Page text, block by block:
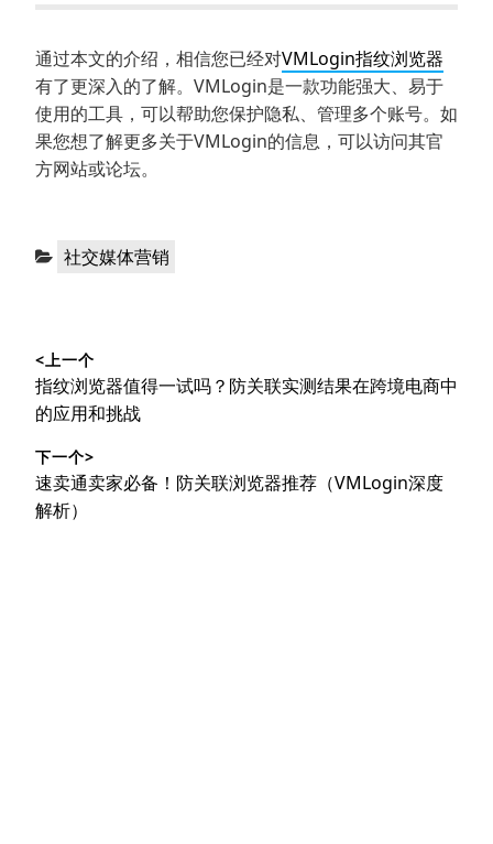
通过本文的介绍，相信您已经对VMLogin指纹浏览器
有了更深入的了解。VMLogin是一款功能强大、易于
使用的工具，可以帮助您保护隐私、管理多个账号。如
果您想了解更多关于VMLogin的信息，可以访问其官
方网站或论坛。
分 社交媒体营销
章
导
航
<上一个
上
篇
章：
指纹浏览器值得一试吗？防关联实测结果在跨境电商中
的应用和挑战
下一个>
下
篇
速卖通卖家必备！防关联浏览器推荐（VMLogin深度
解析）